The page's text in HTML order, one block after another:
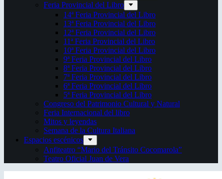
Feria Provincial del Libro
14ª Feria Provincial del Libro
13ª Feria Provincial del Libro
12ª Feria Provincial del Libro
11ª Feria Provincial del Libro
10ª Feria Provincial del Libro
9ª Feria Provincial del Libro
8ª Feria Provincial del Libro
7ª Feria Provincial del Libro
6ª Feria Provincial del Libro
5ª Feria Provincial del Libro
Congreso del Patrimonio Cultural y Natural
Feria Internacional del libro
Mitos y leyendas
Semana de la Cultura Italiana
Espacios escénicos
Anfiteatro “Mario del Tránsito Cocomarola”
Teatro Oficial Juan de Vera